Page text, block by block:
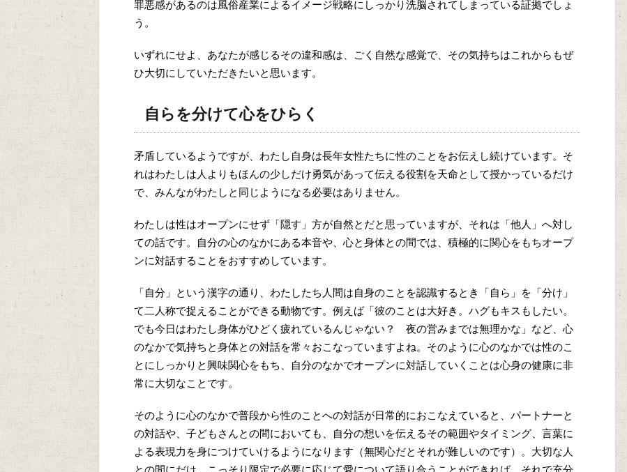
罪悪感があるのは風俗産業によるイメージ戦略にしっかり洗脳されてしまっている証拠でしょ
う。
いずれにせよ、あなたが感じるその違和感は、ごく自然な感覚で、その気持ちはこれからもぜ
ひ大切にしていただきたいと思います。
自らを分けて心をひらく
矛盾しているようですが、わたし自身は長年女性たちに性のことをお伝えし続けています。そ
れはわたしは人よりもほんの少しだけ勇気があって伝える役割を天命として授かっているだけ
で、みんながわたしと同じようになる必要はありません。
わたしは性はオープンにせず「隠す」方が自然とだと思っていますが、それは「他人」へ対し
ての話です。自分の心のなかにある本音や、心と身体との間では、積極的に関心をもちオープ
ンに対話することをおすすめしています。
「自分」という漢字の通り、わたしたち人間は自身のことを認識するとき「自ら」を「分け」
て二人称で捉えることができる動物です。例えば「彼のことは大好き。ハグもキスもしたい。
でも今日はわたし身体がひどく疲れているんじゃない？ 夜の営みまでは無理かな」など、心
のなかで気持ちと身体との対話を常々おこなっていますよね。そのように心のなかでは性のこ
とにしっかりと興味関心をもち、自分のなかでオープンに対話していくことは心身の健康に非
常に大切なことです。
そのように心のなかで普段から性のことへの対話が日常的におこなえていると、パートナーと
の対話や、子どもさんとの間においても、自分の想いを伝えるその範囲やタイミング、言葉に
よる表現力を身につけていけるようになります（無関心だとそれが難しいのです）。大切な人
との間にだけ、こっそり限定で必要に応じて愛について語り合うことができれば、それで充分